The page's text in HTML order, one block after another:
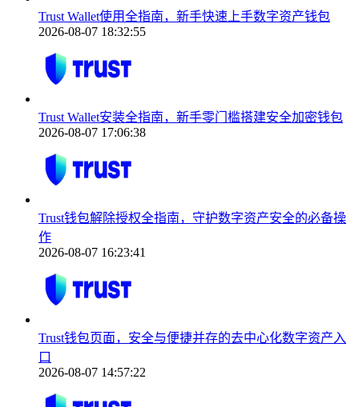
Trust Wallet使用全指南，新手快速上手数字资产钱包
2026-08-07 18:32:55
Trust Wallet安装全指南，新手零门槛搭建安全加密钱包
2026-08-07 17:06:38
Trust钱包解除授权全指南，守护数字资产安全的必备操
作
2026-08-07 16:23:41
Trust钱包页面，安全与便捷并存的去中心化数字资产入
口
2026-08-07 14:57:22